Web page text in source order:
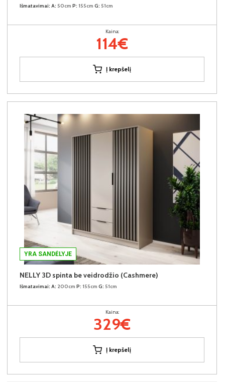
Išmatavimai: A: 50cm P: 155cm G: 51cm
Kaina:
114€
Į krepšelį
YRA SANDĖLYJE
NELLY 3D spinta be veidrodžio (Cashmere)
Išmatavimai: A: 200cm P: 155cm G: 51cm
Kaina:
329€
Į krepšelį